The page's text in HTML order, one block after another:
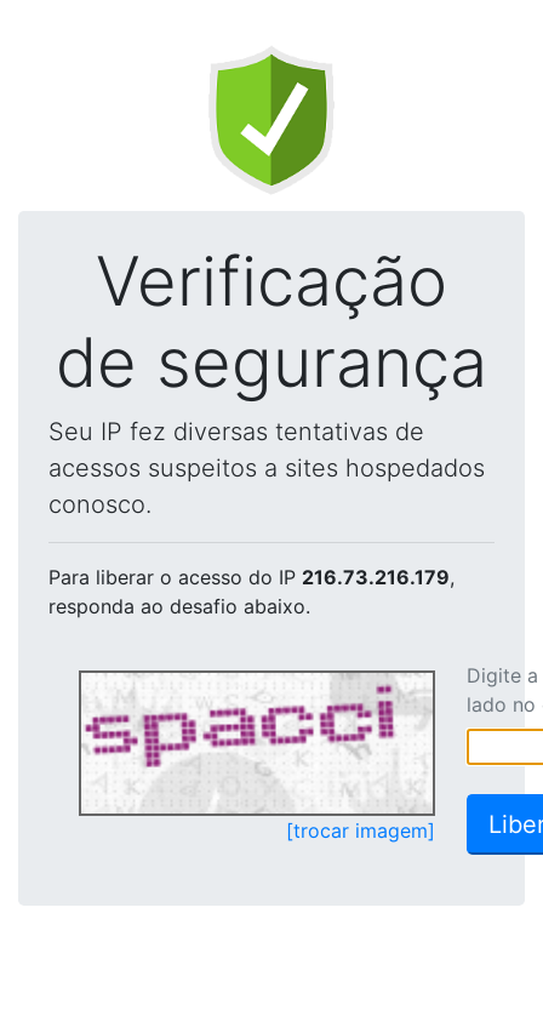
Verificação
de segurança
Seu IP fez diversas tentativas de
acessos suspeitos a sites hospedados
conosco.
Para liberar o acesso do IP 216.73.216.179,
responda ao desafio abaixo.
[trocar imagem]
Digite
lado no